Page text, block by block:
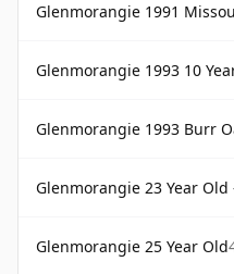
Glenmorangie 1991
Glenmorangie 1993 10
Glenmorangie 1993 Burr
Glenmorangie 23 Year Old - Dr Bill
Glenmorangie 25 Year Old